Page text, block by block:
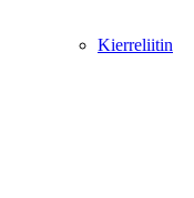
Kierreliitin